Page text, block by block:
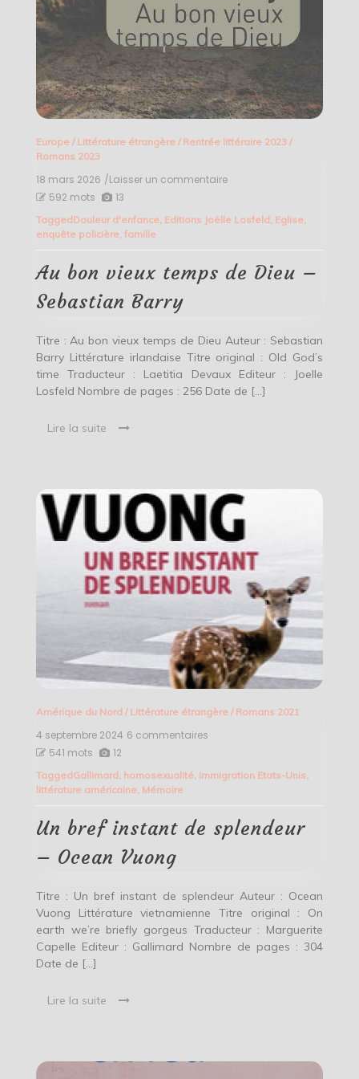
Europe/ Littérature étrangère/ Rentrée littéraire 2023/
Romans 2023
18 mars 2026 /Laisser un commentaireon
vieux
Dieu
–
592 mots 13
TaggedDouleur d'enfance, Editions Joëlle Losfeld Eglise,
enquête policière, famille
Au bon vieux temps de Dieu –
Sebastian Barry
Titre : Au bon vieux temps de Dieu Auteur : Sebastian
Barry Littérature irlandaise Titre original : Old God’s
time Traducteur : Laetitia Devaux Editeur : Joelle
Losfeld Nombre de pages : 256 Date de […]
Lire la suite
Amérique du Nord / Littérature étrangère/ Romans 2021
4 septembre 2024 6 commentaires
instant
Ocean
541 mots 12
TaggedGallimard homosexualité Immigration Etats-Unis
littérature américaine, Mémoire
Un bref instant de splendeur
– Ocean Vuong
Titre : Un bref instant de splendeur Auteur : Ocean
Vuong Littérature vietnamienne Titre original : On
earth we’re briefly gorgeus Traducteur : Marguerite
Capelle Editeur : Gallimard Nombre de pages : 304
Date de […]
Lire la suite